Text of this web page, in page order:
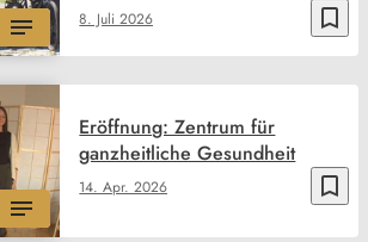
bookmark_border
8. Juli 2026
bookmark_border
14. Apr. 2026
Eröffnung: Zentrum für
ganzheitliche Gesundheit